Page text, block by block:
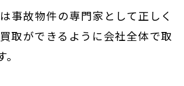
事故物件の専門家として正しく
取ができるように会社全体で取